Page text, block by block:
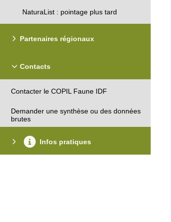
NaturaList : pointage plus tard
Partenaires régionaux
Contacts
Contacter le COPIL Faune IDF
Demander une synthèse ou des données
brutes
Infos pratiques